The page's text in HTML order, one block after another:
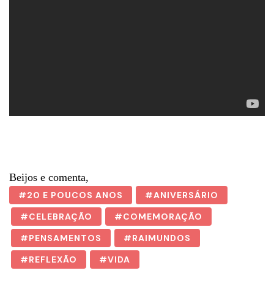
Beijos e comenta,
20 E POUCOS ANOS
ANIVERSÁRIO
CELEBRAÇÃO
COMEMORAÇÃO
PENSAMENTOS
RAIMUNDOS
REFLEXÃO
VIDA